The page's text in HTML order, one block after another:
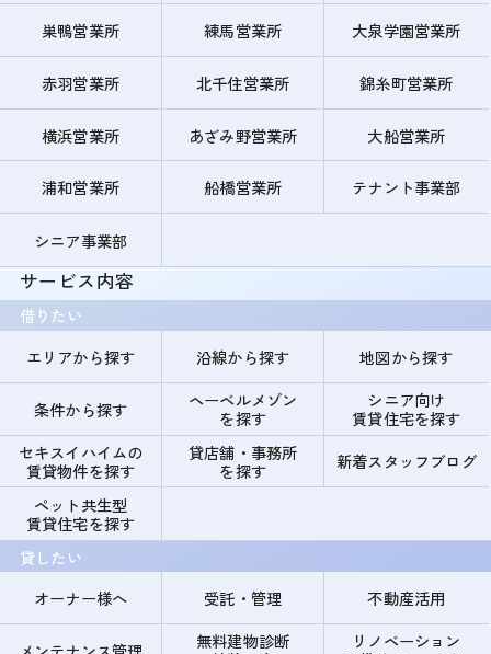
巣鴨営業所 練馬営業所 大泉学園営業所
赤羽営業所 北千住営業所 錦糸町営業所
横浜営業所 あざみ野営業所 大船営業所
浦和営業所 船橋営業所 テナント事業部
シニア事業部
サービス内容
借りたい
エリアから探す
沿線から探す 地図から探す
条件から探す
ヘーベルメゾン
を探す
シニア向け
賃貸住宅を探す
セキスイハイムの
賃貸物件を探す
貸店舗・事務所
を探す
新着スタッフブログ
ペット共生型
賃貸住宅を探す
貸したい
オーナー様へ
受託・管理 不動産活用
無料建物診断
リノベーション